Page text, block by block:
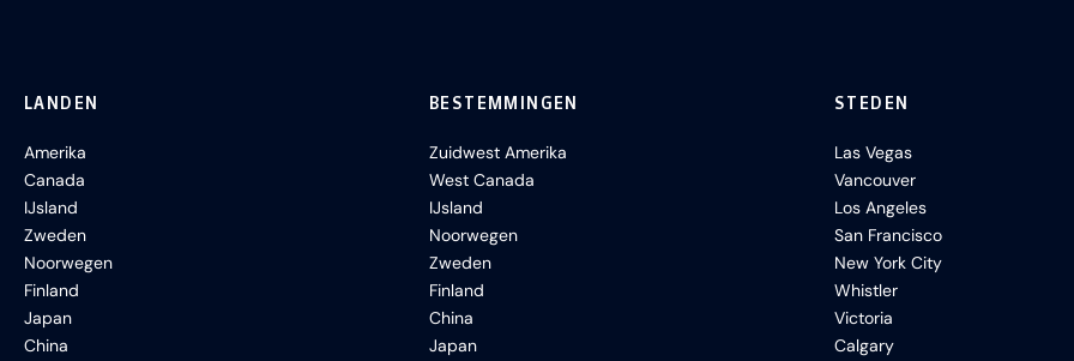
LANDEN
Amerika
Canada
IJsland
Zweden
Noorwegen
Finland
Japan
China
BESTEMMINGEN
Zuidwest Amerika
West Canada
IJsland
Noorwegen
Zweden
Finland
China
Japan
STEDEN
Las Vegas
Vancouver
Los Angeles
San Francisco
New York City
Whistler
Victoria
Calgary